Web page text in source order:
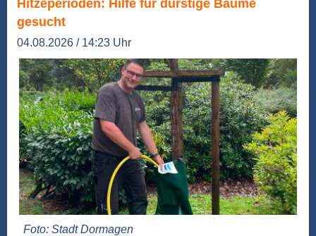
Hitzeperioden: Hilfe für durstige Bäume
gesucht
04.08.2026 / 14:23 Uhr
Foto: Stadt Dormagen